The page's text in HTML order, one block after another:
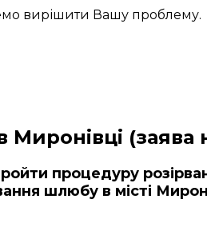
вирішити Вашу проблему.
(заява
процедуру
шлюбу в місті